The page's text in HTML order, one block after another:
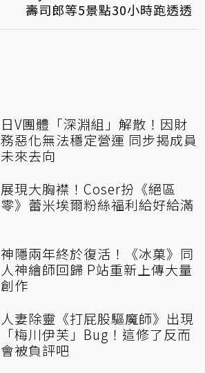
壽司郎等5景點30小時跑透透
日V團體「深淵組」解散！因財
務惡化無法穩定營運 同步揭成員
未來去向
展現大胸襟！Coser扮《絕區
零》蕾米埃爾粉絲福利給好給滿
神隱兩年終於復活！《冰菓》同
人神繪師回歸 P站重新上傳大量
創作
人妻除靈《打屁股驅魔師》出現
「梅川伊芙」Bug！這修了反而
會被負評吧